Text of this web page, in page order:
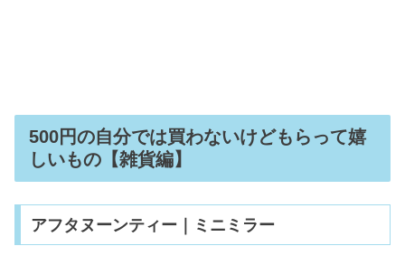
500円の自分では買わないけどもらって嬉
しいもの【雑貨編】
アフタヌーンティー｜ミニミラー